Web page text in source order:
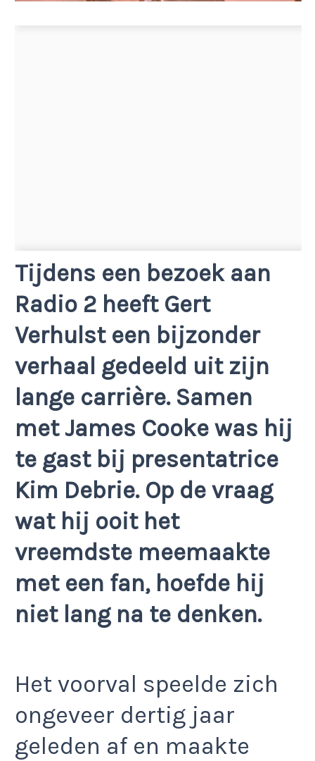
Tijdens een bezoek aan
Radio 2 heeft Gert
Verhulst een bijzonder
verhaal gedeeld uit zijn
lange carrière. Samen
met James Cooke was hij
te gast bij presentatrice
Kim Debrie. Op de vraag
wat hij ooit het
vreemdste meemaakte
met een fan, hoefde hij
niet lang na te denken.
Het voorval speelde zich
ongeveer dertig jaar
geleden af en maakte